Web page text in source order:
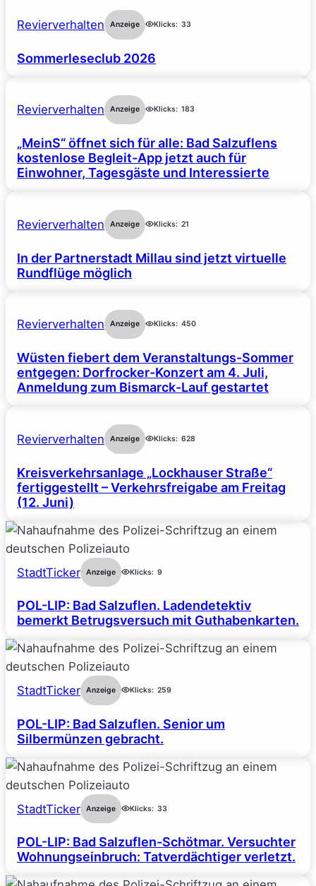
Revierverhalten Anzeige Klicks: 33
Sommerleseclub 2026
Revierverhalten Anzeige Klicks: 183
„MeinS“ öffnet sich für alle: Bad Salzuflens
kostenlose Begleit-App jetzt auch für
Einwohner, Tagesgäste und Interessierte
Revierverhalten Anzeige Klicks: 21
In der Partnerstadt Millau sind jetzt virtuelle
Rundflüge möglich
Revierverhalten Anzeige Klicks: 450
Wüsten fiebert dem Veranstaltungs-Sommer
entgegen: Dorfrocker-Konzert am 4. Juli,
Anmeldung zum Bismarck-Lauf gestartet
Revierverhalten Anzeige Klicks: 628
Kreisverkehrsanlage „Lockhauser Straße“
fertiggestellt – Verkehrsfreigabe am Freitag
(12. Juni)
StadtTicker Anzeige Klicks: 9
POL-LIP: Bad Salzuflen. Ladendetektiv
bemerkt Betrugsversuch mit Guthabenkarten.
StadtTicker Anzeige Klicks: 259
POL-LIP: Bad Salzuflen. Senior um
Silbermünzen gebracht.
StadtTicker Anzeige Klicks: 33
POL-LIP: Bad Salzuflen-Schötmar. Versuchter
Wohnungseinbruch: Tatverdächtiger verletzt.